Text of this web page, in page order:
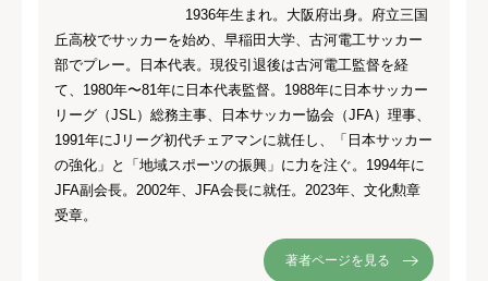
1936年生まれ。大阪府出身。府立三国
丘高校でサッカーを始め、早稲田大学、古河電工サッカー
部でプレー。日本代表。現役引退後は古河電工監督を経
て、1980年〜81年に日本代表監督。1988年に日本サッカー
リーグ（JSL）総務主事、日本サッカー協会（JFA）理事、
1991年にJリーグ初代チェアマンに就任し、「日本サッカー
の強化」と「地域スポーツの振興」に力を注ぐ。1994年に
JFA副会長。2002年、JFA会長に就任。2023年、文化勲章
受章。
著者ページを見る